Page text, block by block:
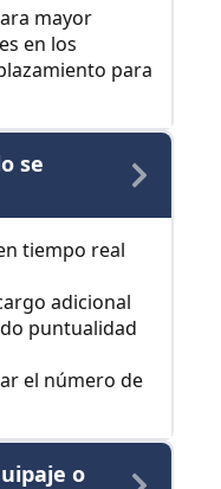
mayor
en los
para
se
tiempo real
adicional
puntualidad
el número de
o